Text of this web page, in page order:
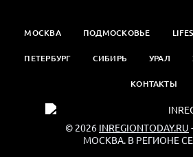
МОСКВА ПОДМОСКОВЬЕ
ПЕТЕРБУРГ СИБИРЬ УРАЛ
КОНТАКТЫ
© 2026 INREGIONTODAY.RU
МОСКВА. В РЕГИОНЕ